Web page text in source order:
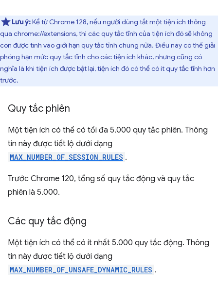
Lưu ý:Kể từ Chrome 128, nếu người dùng tắt một tiện ích thông
qua chrome://extensions, thì các quy tắc tĩnh của tiện ích đó sẽ không
còn được tính vào giới hạn quy tắc tĩnh chung nữa. Điều này có thể giải
phóng hạn mức quy tắc tĩnh cho các tiện ích khác, nhưng cũng có
nghĩa là khi tiện ích được bật lại, tiện ích đó có thể có ít quy tắc tĩnh hơn
trước.
Quy tắc phiên
Một tiện ích có thể có tối đa 5.000 quy tắc phiên. Thông
tin này được tiết lộ dưới dạng
MAX_NUMBER_OF_SESSION_RULES .
Trước Chrome 120, tổng số quy tắc động và quy tắc
phiên là 5.000.
Các quy tắc động
Một tiện ích có thể có ít nhất 5.000 quy tắc động. Thông
tin này được tiết lộ dưới dạng
MAX_NUMBER_OF_UNSAFE_DYNAMIC_RULES .